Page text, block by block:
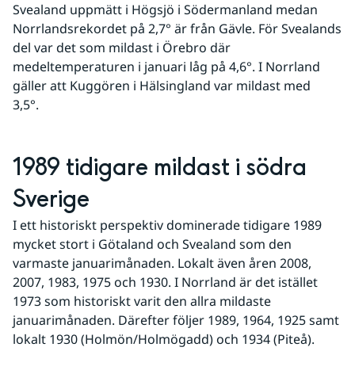
Svealand uppmätt i Högsjö i Södermanland medan
Norrlandsrekordet på 2,7° är från Gävle. För Svealands
del var det som mildast i Örebro där
medeltemperaturen i januari låg på 4,6°. I Norrland
gäller att Kuggören i Hälsingland var mildast med
3,5°.
1989 tidigare mildast i södra
Sverige
I ett historiskt perspektiv dominerade tidigare 1989
mycket stort i Götaland och Svealand som den
varmaste januarimånaden. Lokalt även åren 2008,
2007, 1983, 1975 och 1930. I Norrland är det istället
1973 som historiskt varit den allra mildaste
januarimånaden. Därefter följer 1989, 1964, 1925 samt
lokalt 1930 (Holmön/Holmögadd) och 1934 (Piteå).